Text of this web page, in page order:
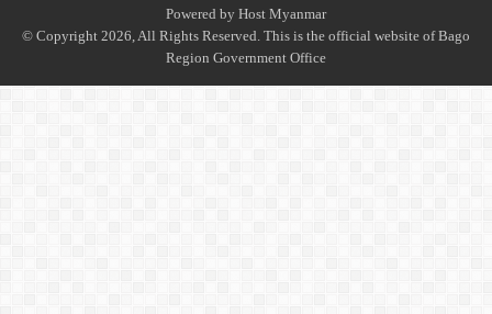
Powered by Host Myanmar
© Copyright 2026, All Rights Reserved. This is the official website of Bago
Region Government Office